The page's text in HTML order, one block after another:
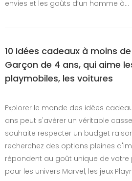
envies et les goûts d’un homme à…
10 Idées cadeaux à moins
Garçon de 4 ans, qui aime
playmobiles, les voitures
Explorer le monde des idées
ans peut s'avérer un véritable
souhaite respecter un budget
recherchez des options pleines
répondent au goût unique de
pour les univers Marvel, les jeux